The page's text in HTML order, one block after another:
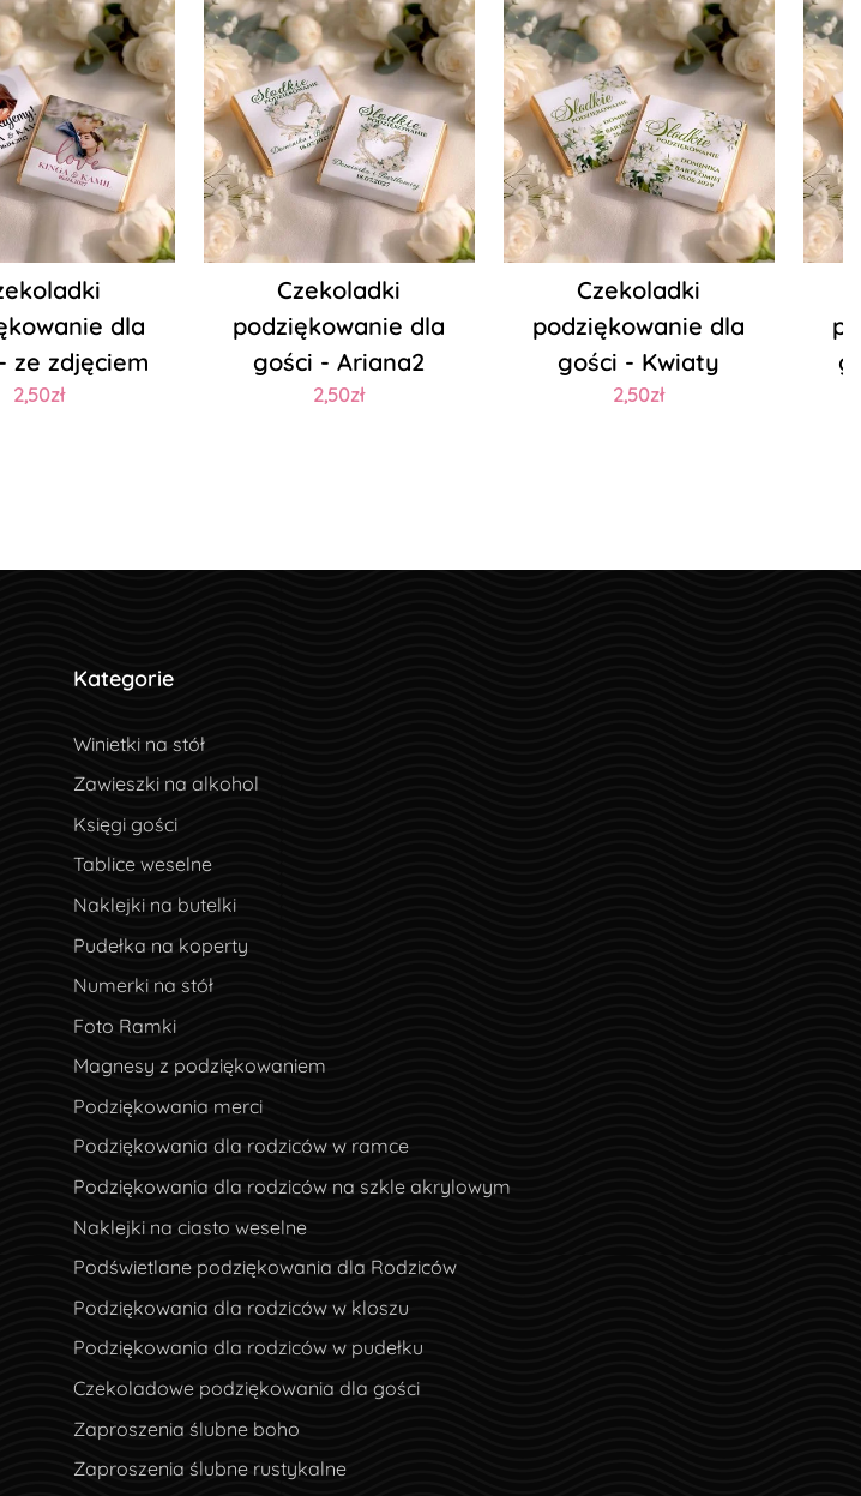
dla
ze zdjęciem
2,50zł
Czekoladki
podziękowanie dla
gości - Ariana2
2,50zł
Czekoladki
podziękowanie dla
gości - Kwiaty
2,50zł
Kategorie
Winietki na stół
Zawieszki na alkohol
Księgi gości
Tablice weselne
Naklejki na butelki
Pudełka na koperty
Numerki na stół
Foto Ramki
Magnesy z podziękowaniem
Podziękowania merci
Podziękowania dla rodziców w ramce
Podziękowania dla rodziców na szkle akrylowym
Naklejki na ciasto weselne
Podświetlane podziękowania dla Rodziców
Podziękowania dla rodziców w kloszu
Podziękowania dla rodziców w pudełku
Czekoladowe podziękowania dla gości
Zaproszenia ślubne boho
Zaproszenia ślubne rustykalne